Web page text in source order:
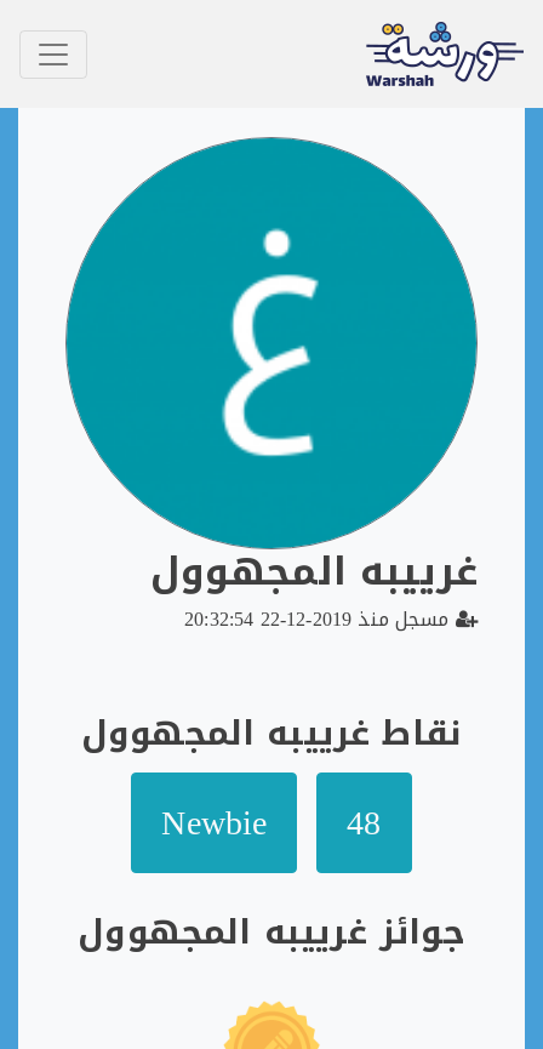
غرييبه المجهوول
مسجل منذ 2019-12-22 20:32:54
نقاط غرييبه المجهوول
Newbie
جوائز غرييبه المجهوول